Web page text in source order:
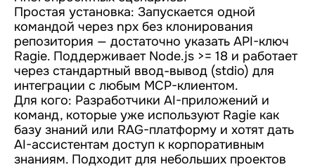
Простая установка: Запускается одной
командой через npx без клонирования
репозитория — достаточно указать API-ключ
Ragie. Поддерживает Node.js >= 18 и работает
через стандартный ввод-вывод (stdio) для
интеграции с любым MCP-клиентом.
Для кого: Разработчики AI-приложений и
команд, которые уже используют Ragie как
базу знаний или RAG-платформу и хотят дать
AI-ассистентам доступ к корпоративным
знаниям. Подходит для небольших проектов